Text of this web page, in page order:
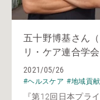
五十野博基さん
リ・ケア連合学
2021/05/26
#ヘルスケア #地域貢献
『第12回日本プラ